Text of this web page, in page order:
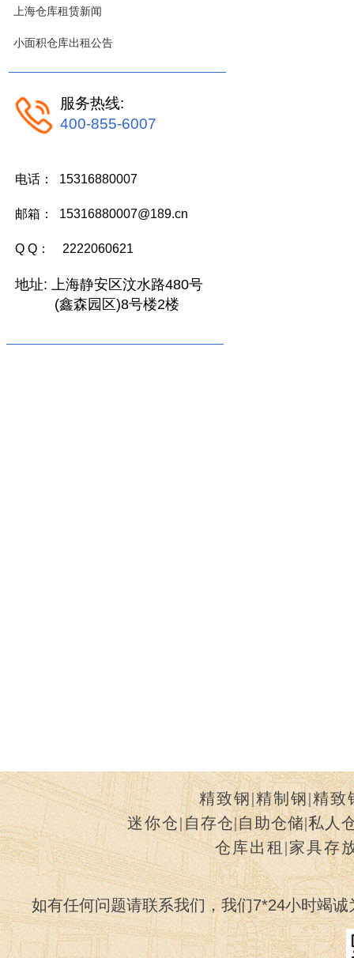
上海仓库租赁新闻
小面积仓库出租公告
服务热线:
400-855-6007
电话： 15316880007
邮箱： 15316880007@189.cn
Q Q： 2222060621
地址: 上海静安区汶水路480号
(鑫森园区)8号楼2楼
精致钢|精制钢|精致
迷你仓|自存仓|自助仓储|私人
仓库出租|家具存
如有任何问题请联系我们，我们7*24小时竭诚